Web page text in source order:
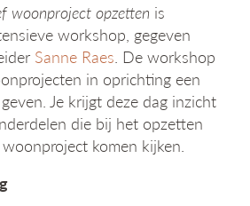
n
v
woonproject opzetten is
workshop, gegeven
Sanne Raes. De workshop
in oprichting een
Je krijgt deze dag inzicht
die bij het opzetten
komen kijken.